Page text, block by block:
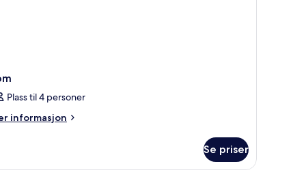
Plass til 4 personer
informasjon
Se priser